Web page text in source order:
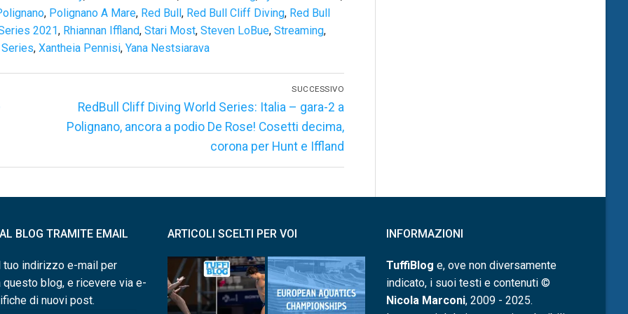
, Polignano A Mare, Red Bull , Red Bull Cliff Diving, Red Bull
2021, Rhiannan Iffland, Stari Most, Steven LoBue, Streaming,
, Xantheia Pennisi, Yana Nestsiarava
SUCCESSIVO
Articolo
successivo:
RedBull Cliff Diving World Series: Italia – gara-2 a
Polignano, ancora a podio De Rose! Cosetti decima,
corona per Hunt e Iffland
BLOG TRAMITE EMAIL
indirizzo e-mail per
blog, e ricevere via e-
di nuovi post.
ARTICOLI SCELTI PER VOI INFORMAZIONI
TuffiBlog e, ove non diversamente
indicato, i suoi testi e contenuti ©
Nicola Marconi, 2009 - 2025.